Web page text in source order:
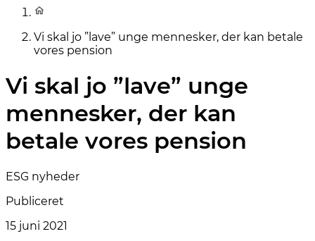
Vi skal jo ”lave” unge mennesker, der kan betale
vores pension
Vi skal jo ”lave” unge
mennesker, der kan
betale vores pension
ESG nyheder
Publiceret
15 juni 2021